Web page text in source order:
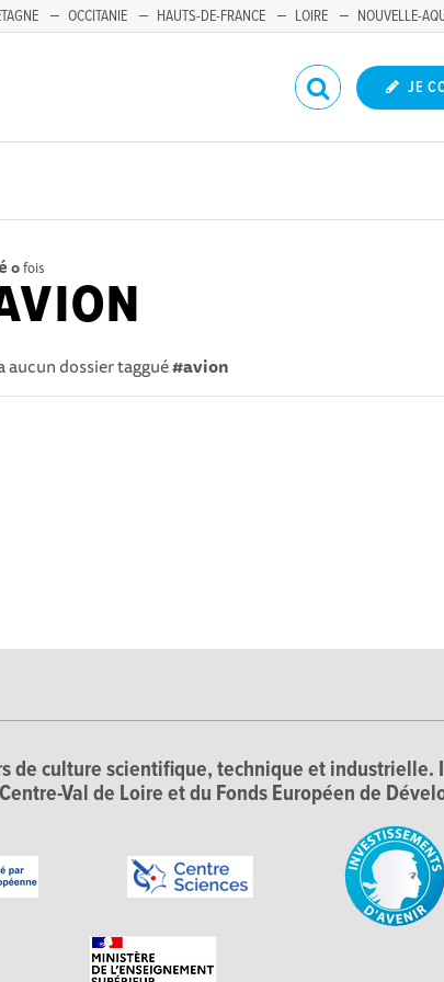
OCCITANIE HAUTS-DE-FRANCE LOIRE NOUVELLE-
JE
0fois
aucun dossier taggué#avion
de culture scientifique, technique et industrielle.
Val de Loire et du Fonds Européen de